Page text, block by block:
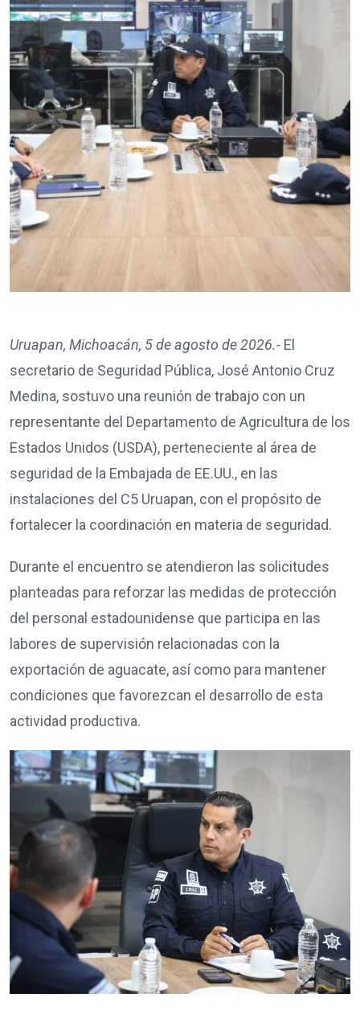
Uruapan, Michoacán, 5 de agosto de 2026.- El
secretario de Seguridad Pública, José Antonio Cruz
Medina, sostuvo una reunión de trabajo con un
representante del Departamento de Agricultura de los
Estados Unidos (USDA), perteneciente al área de
seguridad de la Embajada de EE.UU., en las
instalaciones del C5 Uruapan, con el propósito de
fortalecer la coordinación en materia de seguridad.
Durante el encuentro se atendieron las solicitudes
planteadas para reforzar las medidas de protección
del personal estadounidense que participa en las
labores de supervisión relacionadas con la
exportación de aguacate, así como para mantener
condiciones que favorezcan el desarrollo de esta
actividad productiva.